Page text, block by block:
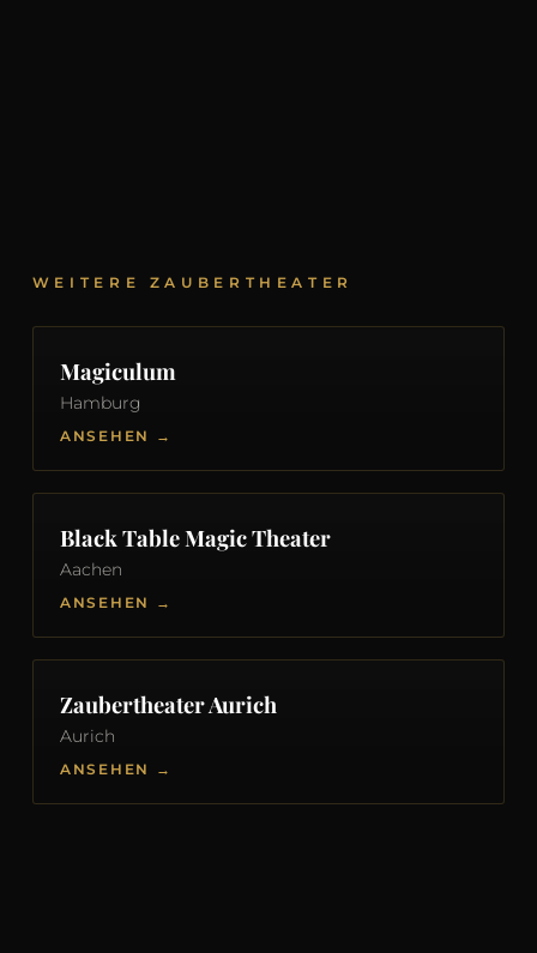
WEITERE ZAUBERTHEATER
Magiculum
Hamburg
ANSEHEN →
Black Table Magic Theater
Aachen
ANSEHEN →
Zaubertheater Aurich
Aurich
ANSEHEN →